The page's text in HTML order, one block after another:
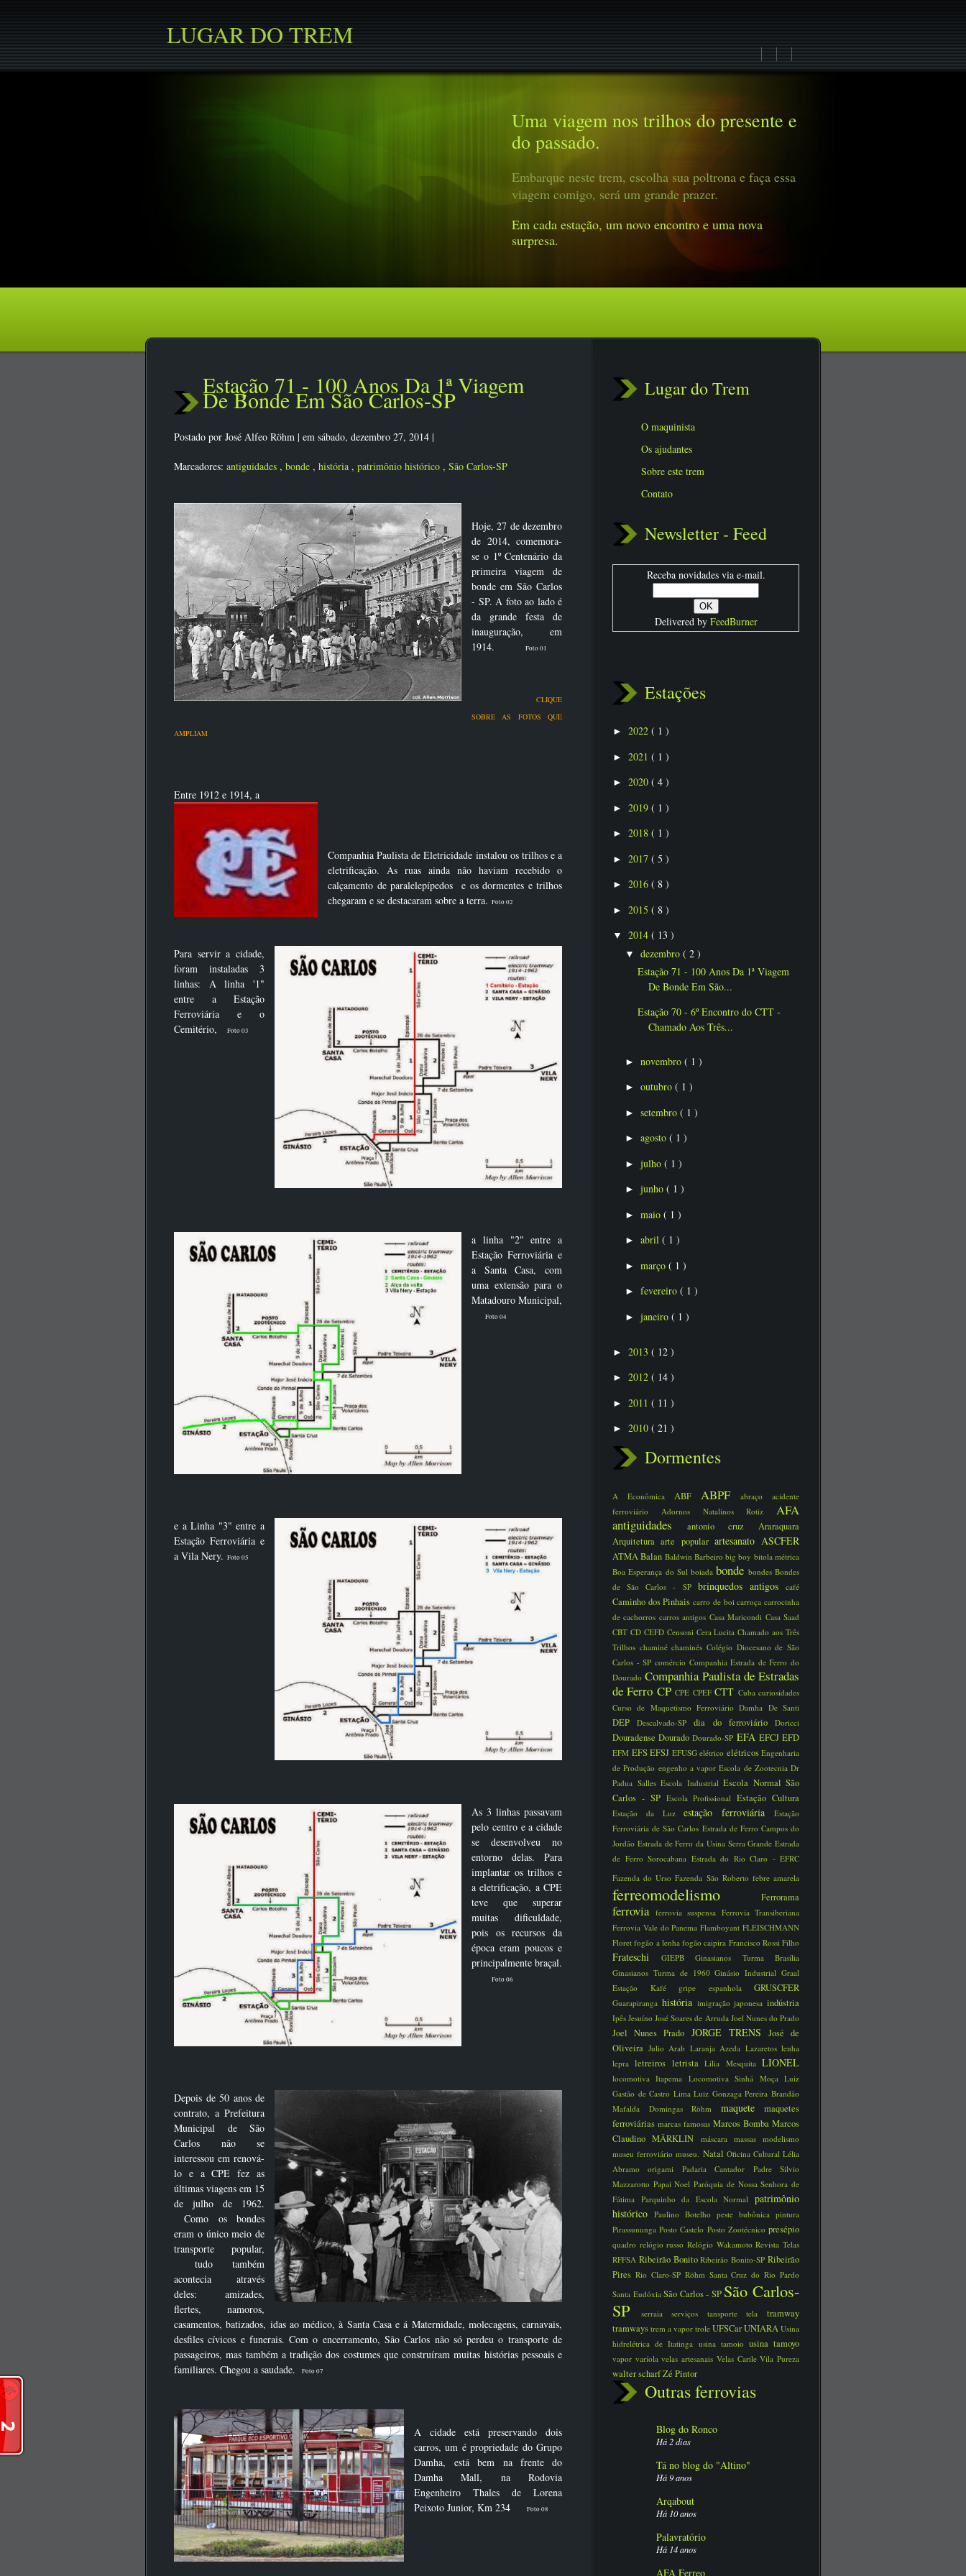
LUGAR DO TREM
Uma viagem nos trilhos do presente e
do passado.
Embarque neste trem, escolha sua poltrona e faça essa
viagem comigo, será um grande prazer.
Em cada estação, um novo encontro e uma nova
surpresa.
Estação 71 - 100 Anos Da 1ª Viagem
De Bonde Em São Carlos-SP
Postado por José Alfeo Röhm | em sábado, dezembro 27, 2014 |
Marcadores: antiguidades , bonde , história , patrimônio histórico , São Carlos-SP
Hoje, 27 de dezembro
de 2014, comemora-
se o 1º Centenário da
primeira viagem de
bonde em São Carlos
- SP. A foto ao lado é
da grande festa de
inauguração, em
1914.
Foto 01
CLIQUE
SOBRE AS FOTOS QUE
AMPLIAM
Entre 1912 e 1914, a
Companhia Paulista de Eletricidade instalou os trilhos e a
eletrificação. As ruas ainda não haviam recebido o
calçamento de paralelepípedos e os dormentes e trilhos
chegaram e se destacaram sobre a terra. Foto 02
Para servir a cidade,
foram instaladas 3
linhas: A linha '1"
entre a Estação
Ferroviária e o
Cemitério,
Foto 03
a linha "2" entre a
Estação Ferroviária e
a Santa Casa, com
uma extensão para o
Matadouro Municipal,
Foto 04
e a Linha "3" entre a
Estação Ferroviária e
a Vila Nery. Foto 05
As 3 linhas passavam
pelo centro e a cidade
se desenvolveu no
entorno delas. Para
implantar os trilhos e
a eletrificação, a CPE
teve que superar
muitas dificuldade,
pois os recursos da
época eram poucos e
principalmente braçal.
Foto 06
Depois de 50 anos de
contrato, a Prefeitura
Municipal de São
Carlos não se
interessou em renová-
lo e a CPE fez as
últimas viagens em 15
de julho de 1962.
Como os bondes
eram o único meio de
transporte popular,
tudo também
acontecia através
deles: amizades,
flertes, namoros,
casamentos, batizados, idas ao médico, à Santa Casa e á Maternidade, molecagens, carnavais,
desfiles cívicos e funerais. Com o encerramento, São Carlos não só perdeu o transporte de
passageiros, mas também a tradição dos costumes que construíram muitas histórias pessoais e
familiares. Chegou a saudade.
Foto 07
A cidade está preservando dois
carros, um é propriedade do Grupo
Damha, está bem na frente do
Damha Mall, na Rodovia
Engenheiro Thales de Lorena
Peixoto Junior, Km 234
Foto 08
Lugar do Trem
O maquinista
Os ajudantes
Sobre este trem
Contato
Newsletter - Feed
Receba novidades via e-mail.
Delivered by FeedBurner
Estações
► 2022 ( 1 )
► 2021 ( 1 )
► 2020 ( 4 )
► 2019 ( 1 )
► 2018 ( 1 )
► 2017 ( 5 )
► 2016 ( 8 )
► 2015 ( 8 )
▼ 2014 ( 13 )
▼ dezembro ( 2 )
Estação 71 - 100 Anos Da 1ª Viagem
De Bonde Em São...
Estação 70 - 6º Encontro do CTT -
Chamado Aos Três...
► novembro ( 1 )
► outubro ( 1 )
► setembro ( 1 )
► agosto ( 1 )
► julho ( 1 )
► junho ( 1 )
► maio ( 1 )
► abril ( 1 )
► março ( 1 )
► fevereiro ( 1 )
► janeiro ( 1 )
► 2013 ( 12 )
► 2012 ( 14 )
► 2011 ( 11 )
► 2010 ( 21 )
Dormentes
A Econômica ABF ABPF abraço acidente
ferroviário Adornos Natalinos Rotiz AFA
antiguidades
antonio cruzAraraquara
Arquiteturaarte popular artesanato ASCFER
ATMABalan Baldwin Barbeirobig boy bitola métrica
Boa Esperança do Sulboiadabonde bondesBondes
de São Carlos - SP brinquedos antigoscafé
Caminho dos Pinhaiscarro de boicarroçacarrocinha
de cachorros carros antigos Casa Maricondi Casa Saad
CBT CD CEFD Censoni Cera LucitaChamado aos Três
Trilhos chaminéchaminésColégio Diocesano de São
Carlos - SP comércio Companhia Estrada de Ferro do
Dourado Companhia Paulista de Estradas
de Ferro CPCPE CPEFCTT Cubacuriosidades
Curso de Maquetismo FerroviárioDamha De Santi
DEPDescalvado-SPdia do ferroviárioDoricci
DouradenseDouradoDourado-SP EFA EFCJEFD
EFM EFS EFSJ EFUSG elétrico elétricos Engenharia
de Produção engenho a vaporEscola de Zootecnia Dr
Padua Salles Escola Industrial Escola Normal São
Carlos - SP Escola ProfissionalEstação Cultura
Estação da Luzestação ferroviáriaEstação
Ferroviária de São Carlos Estrada de Ferro Campos do
Jordão Estrada de Ferro da Usina Serra Grande Estrada
de Ferro Sorocabana Estrada do Rio Claro - EFRC
Fazenda do UrsoFazenda São Roberto febre amarela
ferreomodelismo Ferrorama
ferrovia ferrovia suspensa Ferrovia Transiberiana
Ferrovia Vale do PanemaFlamboyantFLEISCHMANN
Floretfogão a lenha fogão caipira Francisco Rossi Filho
Frateschi GIEPB Ginasianos Turma Brasília
Ginasianos Turma de 1960Ginásio IndustrialGraal
Estação Kafé gripe espanhola GRUSCFER
Guarapiranga história imigração japonesa indústria
IpêsJesuíno José Soares de Arruda Joel Nunes do Prado
Joel Nunes Prado JORGE TRENS José de
Oliveira Julio Arab Laranja Azeda Lazaretos lenha
lepraletreiros letristaLilia MesquitaLIONEL
locomotiva Itapema Locomotiva Sinhá MoçaLuiz
Gastão de Castro LimaLuiz Gonzaga Pereira Brandão
Mafalda Domingas Röhm maquete maquetes
ferroviárias marcas famosas Marcos Bomba Marcos
ClaudinoMÄRKLIN máscara massas modelismo
museu ferroviáriomuseu. Natal Oficina Cultural Lélia
Abramoorigami Padaria Cantador Padre Silvio
Mazzarotto Papai NoelParóquia de Nossa Senhora de
Fátima Parquinho da Escola Normalpatrimônio
histórico Paulino Botelho peste bubônica pintura
PirassunungaPosto Castelo Posto Zootécnicopresépio
quadro relógio russoRelógio WakamotoRevista Telas
RFFSA Ribeirão BonitoRibeirão Bonito-SPRibeirão
Pires Rio Claro-SP Röhm Santa Cruz do Rio Pardo
Santa EudóxiaSão Carlos - SP São Carlos-
SP
serraiaserviços tansportetelatramway
tramways trem a vapor trole UFSCarUNIARA Usina
hidrelétrica de Itatinga usina tamoio usina tamoyo
vapor varíolavelas artesanais Velas CarileVila Pureza
walter scharfZé Pintor
Outras ferrovias
Blog do Ronco
Há 2 dias
Tá no blog do "Altino"
Há 9 anos
Arqabout
Há 10 anos
Palavratório
Há 14 anos
AFA Ferreo